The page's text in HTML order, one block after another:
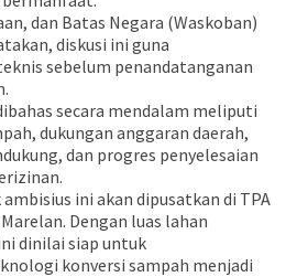
dan Batas Negara (Waskoban)
diskusi ini guna
sebelum penandatanganan
secara mendalam meliputi
dukungan anggaran daerah,
dan progres penyelesaian
ini akan dipusatkan di TPA
Dengan luas lahan
dinilai siap untuk
konversi sampah menjadi